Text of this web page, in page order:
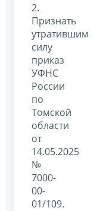
2.
Признать
утратившим
силу
приказ
УФНС
России
по
Томской
области
от
14.05.2025
№
7000-
00-
01/109.